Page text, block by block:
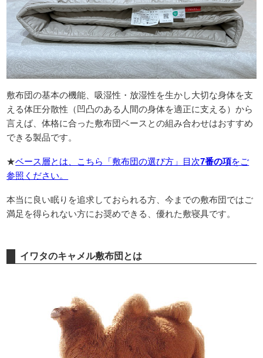
敷布団の基本の機能、吸湿性・放湿性を生かし大切な身体を支
える体圧分散性（凹凸のある人間の身体を適正に支える）から
言えば、体格に合った敷布団ベースとの組み合わせはおすすめ
できる製品です。
★ベース層とは、こちら「敷布団の選び方」目次7番の項をご
参照ください。
本当に良い眠りを追求しておられる方、今までの敷布団ではご
満足を得られない方にお奨めできる、優れた敷寝具です。
イワタのキャメル敷布団とは